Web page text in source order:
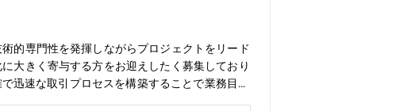
的専門性を発揮しながらプロジェクトをリード
大きく寄与する方をお迎えしたく募集しており
迅速な取引プロセスを構築することで業務目標